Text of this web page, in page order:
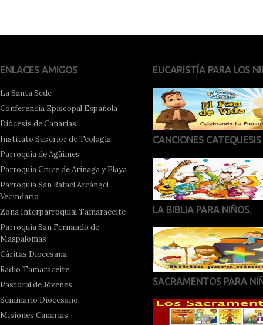
ENLACES AMIGOS
La Santa Sede
Conferencia Episcopal Española
Diócesis de Canarias
Instituto Superior de Teología
Parroquia de Agüimes
Parroquia Cruce de Arinaga y Playa
Parroquia San Rafael Arcángel
Vecindario
Zona Interparroquial Tamaraceite
Parroquia San Fernando de
Maspalomas
Cáritas Diocesana
Radio Tamaraceite
Pastoral de Jóvenes
Seminario Diocesano
Misiones Canarias
EUCARISTÍA PARA LOS
CANCIONES CATEQUESIS
LA BIBLIA PARA NIÑOS.
SACRAMENTOS PARA